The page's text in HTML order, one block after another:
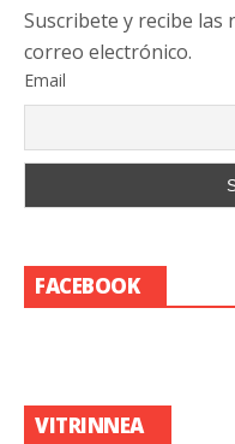
Suscribete y recibe las
correo electrónico.
Email
FACEBOOK
VITRINNEA